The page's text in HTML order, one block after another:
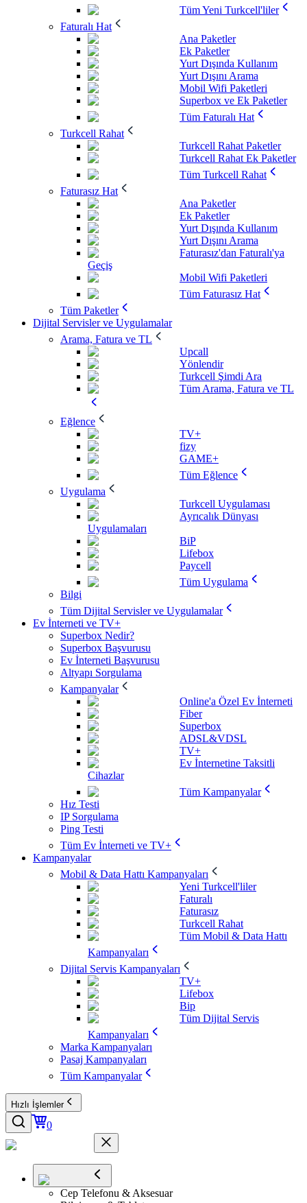
Tüm Yeni Turkcell'liler
Faturalı Hat
Ana Paketler
Ek Paketler
Yurt Dışında Kullanım
Yurt Dışını Arama
Mobil Wifi Paketleri
Superbox ve Ek Paketler
Tüm Faturalı Hat
Turkcell Rahat
Turkcell Rahat Paketler
Turkcell Rahat Ek Paketler
Tüm Turkcell Rahat
Faturasız Hat
Ana Paketler
Ek Paketler
Yurt Dışında Kullanım
Yurt Dışını Arama
Faturasız'dan Faturalı'ya
Geçiş
Mobil Wifi Paketleri
Tüm Faturasız Hat
Tüm Paketler
Dijital Servisler ve Uygulamalar
Arama, Fatura ve TL
Upcall
Yönlendir
Turkcell Şimdi Ara
Tüm Arama, Fatura ve TL
Eğlence
TV+
fizy
GAME+
Tüm Eğlence
Uygulama
Turkcell Uygulaması
Ayrıcalık Dünyası
Uygulamaları
BiP
Lifebox
Paycell
Tüm Uygulama
Bilgi
Tüm Dijital Servisler ve Uygulamalar
Ev İnterneti ve TV+
Superbox Nedir?
Superbox Başvurusu
Ev İnterneti Başvurusu
Altyapı Sorgulama
Kampanyalar
Online'a Özel Ev İnterneti
Fiber
Superbox
ADSL&VDSL
TV+
Ev İnternetine Taksitli
Cihazlar
Tüm Kampanyalar
Hız Testi
IP Sorgulama
Ping Testi
Tüm Ev İnterneti ve TV+
Kampanyalar
Mobil & Data Hattı Kampanyaları
Yeni Turkcell'liler
Faturalı
Faturasız
Turkcell Rahat
Tüm Mobil & Data Hattı
Kampanyaları
Dijital Servis Kampanyaları
TV+
Lifebox
Bip
Tüm Dijital Servis
Kampanyaları
Marka Kampanyaları
Pasaj Kampanyaları
Tüm Kampanyalar
Hızlı İşlemler
0
Cep Telefonu & Aksesuar